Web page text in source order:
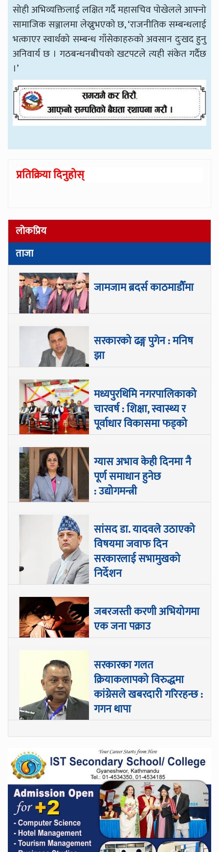
सोही अभिव्यक्तिलाई लक्षित गर्दै महासचिव पोखेलले आफ्नो
सामाजिक सञ्जालमा लेख्नुभएको छ, ‘राजनीतिक सम्बन्धलाई
भत्काएर स्वार्थको सम्बन्ध गाँसेकाहरुको अवसान दुःखद हुनु
अनिवार्य छ । गठबन्धनबीचको खटपटले त्यही संकेत गर्दैछ
।’
प्रतिक्रिया दिनुहोस्
लोकप्रिय
ताजा
जामजाम ब्रदर्स काठमाडौँमा
सरकारको ढङ्ग पुगेन : मनिष
झा
मध्यपुरथिमि नगरपालिकाको
चारवर्ष : शिक्षा, स्वास्थ्य र
पूर्वाधार विकासमा फड्को
ग्यास अभाव केही दिनमा नै
पूर्ण समाधान हुनेछ
: उद्योगमन्त्री
सांसद डा‍‍. यादवले उठाएको
विषयमा जवाफ दिन
सरकारलाई सभामुखको
निर्देशन
जबरजस्ती करणी अभियोगमा
एक जना पक्राउ
सरकारका गलत
क्रियाकलापको विरुद्धमा
कांग्रेसले खबरदारी गरिरहन्छ :
गगन थापा